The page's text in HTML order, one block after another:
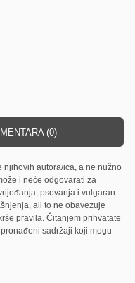
(0)
njihovih autora/ica, a ne nužno
i neće odgovarati za
psovanja i vulgaran
ali to ne obavezuje
pravila. Čitanjem prihvatate
sadržaji koji mogu